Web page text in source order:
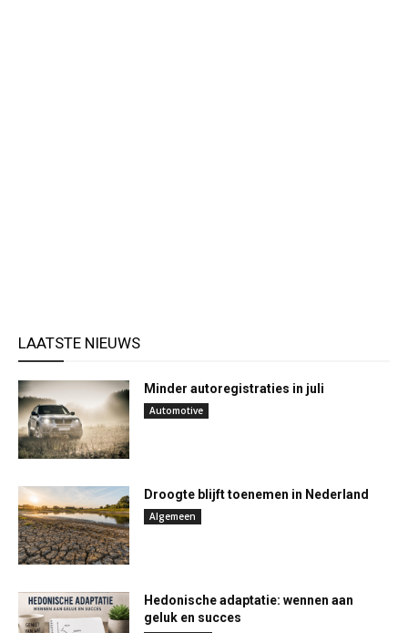
LAATSTE NIEUWS
Minder autoregistraties in juli
Automotive
Droogte blijft toenemen in Nederland
Algemeen
Hedonische adaptatie: wennen aan
geluk en succes